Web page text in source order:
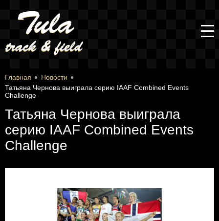
Главная
Новости
Татьяна Чернова выиграла серию IAAF Combined Events
Challenge
Татьяна Чернова выиграла
серию IAAF Combined Events
Challenge